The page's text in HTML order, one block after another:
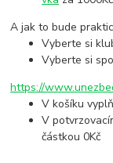
A jak to bude
Vyberte si
Vyberte si
https://
V košíku
V
částkou 0Kč